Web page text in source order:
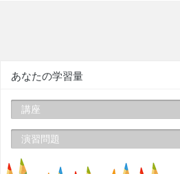
あなたの学習量
講座
演習問題